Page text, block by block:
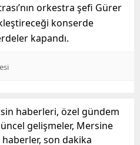
orkestra şefi Gürer
konserde
kapandı.
haberleri, özel gündem
gelişmeler, Mersine
son dakika